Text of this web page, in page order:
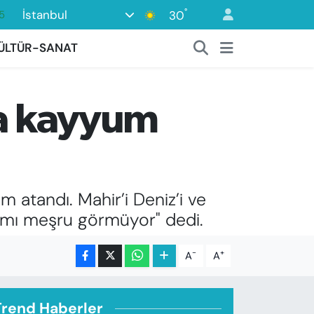
İstanbul 30°
SANAT
kayyum
atandı. Mahir’i Deniz’i ve
meşru görmüyor" dedi.
A- A+
Haberler